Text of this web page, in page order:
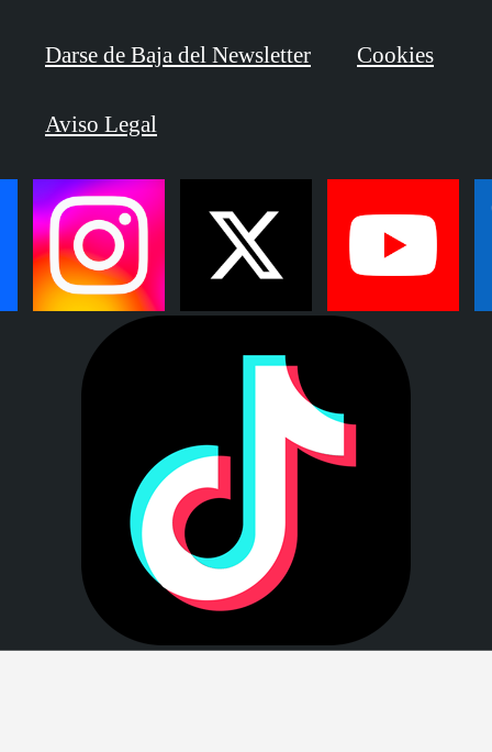
Darse de Baja del Newsletter Cookies
Aviso Legal